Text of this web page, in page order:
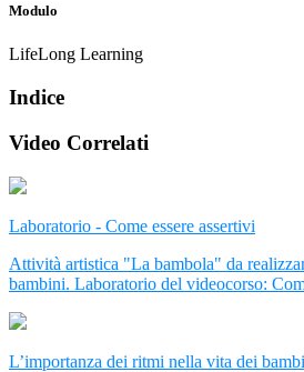
Modulo
LifeLong Learning
Indice
Video Correlati
Laboratorio - Come essere assertivi
Attività artistica "La bambola" da
bambini. Laboratorio del videocorso:
L’importanza dei ritmi nella vita dei